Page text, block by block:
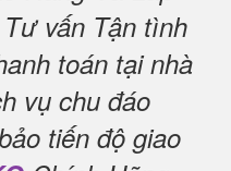
vấn Tận tình
toán tại nhà
vụ chu đáo
tiến độ giao